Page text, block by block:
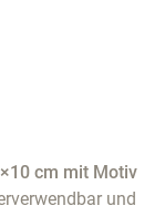
cm mit Motiv
und